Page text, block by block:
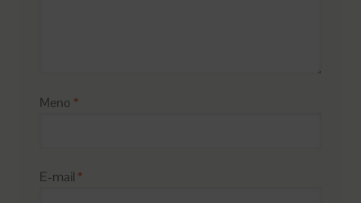
Meno *
E-mail *